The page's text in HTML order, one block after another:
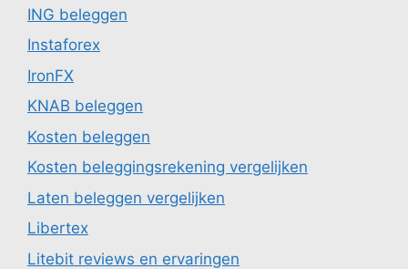
ING beleggen
Instaforex
IronFX
KNAB beleggen
Kosten beleggen
Kosten beleggingsrekening vergelijken
Laten beleggen vergelijken
Libertex
Litebit reviews en ervaringen